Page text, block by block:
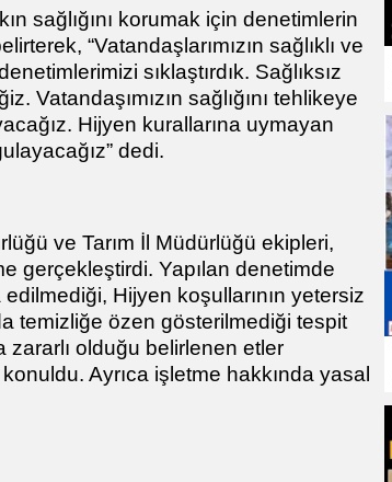
sağlığını korumak için denetimlerin
“Vatandaşlarımızın sağlıklı ve
sıklaştırdık. Sağlıksız
Vatandaşımızın sağlığını tehlikeye
Hijyen kurallarına uymayan
dedi.
ve Tarım İl Müdürlüğü ekipleri,
gerçekleştirdi. Yapılan denetimde
Hijyen koşullarının yetersiz
temizliğe özen gösterilmediği tespit
zararlı olduğu belirlenen etler
Ayrıca işletme hakkında yasal